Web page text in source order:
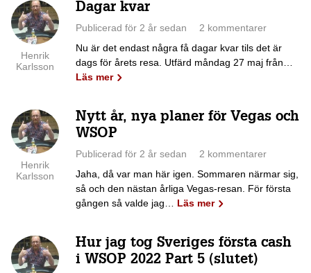
Henrik
Karlsson
Dagar kvar
Publicerad för 2 år sedan
2 kommentarer
Nu är det endast några få dagar kvar tils det är
dags för årets resa. Utfärd måndag 27 maj från…
Läs mer
Henrik
Karlsson
Nytt år, nya planer för Vegas och
WSOP
Publicerad för 2 år sedan
2 kommentarer
Jaha, då var man här igen. Sommaren närmar sig,
så och den nästan årliga Vegas-resan. För första
gången så valde jag… Läs mer
Hur jag tog Sveriges första cash
i WSOP 2022 Part 5 (slutet)